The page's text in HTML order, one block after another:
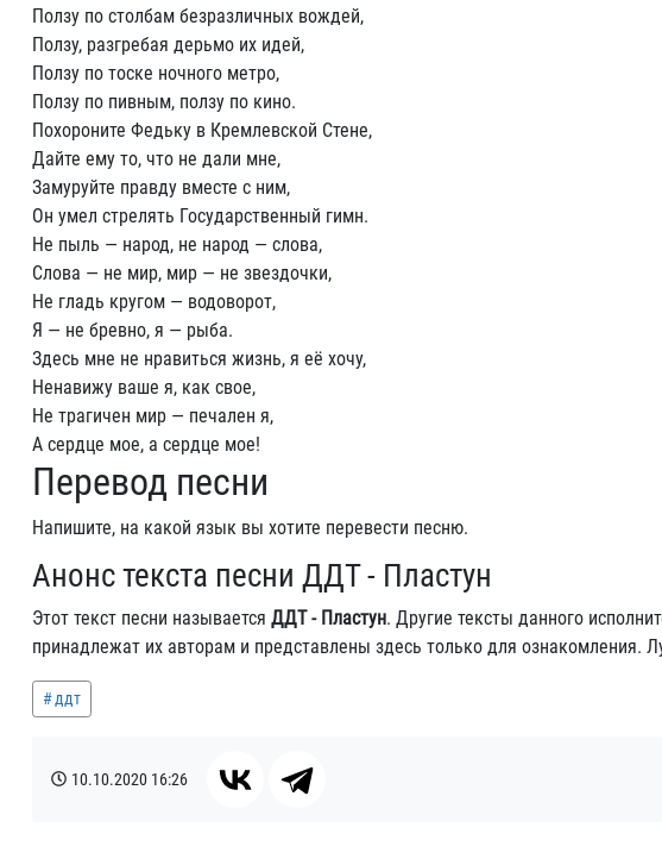
Ползу по столбам безразличных вождей,
Ползу, разгребая дерьмо их идей,
Ползу по тоске ночного метро,
Ползу по пивным, ползу по кино.
Похороните Федьку в Кремлевской Стене,
Дайте ему то, что не дали мне,
Замуруйте правду вместе с ним,
Он умел стрелять Государственный гимн.
Не пыль — народ, не народ — слова,
Слова — не мир, мир — не звездочки,
Не гладь кругом — водоворот,
Я — не бревно, я — рыба.
Здесь мне не нравиться жизнь, я её хочу,
Ненавижу ваше я, как свое,
Не трагичен мир — печален я,
А сердце мое, а сердце мое!
Перевод песни
Напишите, на какой язык вы хотите перевести песню.
Анонс текста песни ДДТ - Пластун
Этот текст песни называется ДДТ - Пластун. Другие тексты данного
принадлежат их авторам и представлены здесь только для ознакомления.
ддт
10.10.2020 16:26